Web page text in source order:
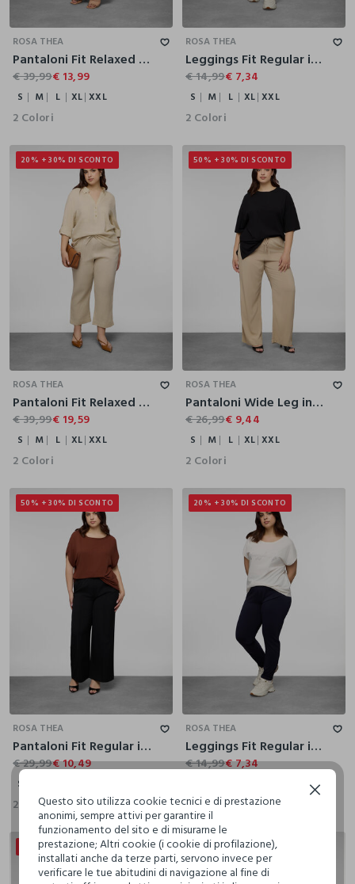
XXL
ROSA THEA
Pantaloni Fit Relaxed misto lino donna curvy
€ 39,99€ 13,99
S M L XL XXL
2 Colori
XXL
ROSA THEA
Leggings Fit Regular in jersey di cotone stretch donna
€ 14,99€ 7,34
S M L XL XXL
2 Colori
20% + 30% DI SCONTO
ROSA THEA
Pantaloni Fit Relaxed in puro lino donna curvy
€ 39,99€ 19,59
S M L XL XXL
2 Colori
50% + 30% DI SCONTO
XXL
ROSA THEA
Pantaloni Wide Leg in pura viscosa donna curvy
€ 26,99€ 9,44
S M L XL XXL
2 Colori
50% + 30% DI SCONTO
ROSA THEA
Pantaloni Fit Regular in poli viscosa donna curvy
€ 29,99€ 10,49
S
2 Colori
20% + 30% DI SCONTO
XL XXL
ROSA THEA
Leggings Fit Regular in jersey di cotone stretch donna curvy
€ 14,99€ 7,34
3 Colori
20% + 30% DI SCONTO 50% + 30% DI SCONTO
Questo sito utilizza cookie tecnici e di prestazione
anonimi, sempre attivi per garantire il
funzionamento del sito e di misurarne le
prestazione; Altri cookie (i cookie di profilazione),
installati anche da terze parti, servono invece per
verificare le tue abitudini di navigazione al fine di
Continua senza accettare